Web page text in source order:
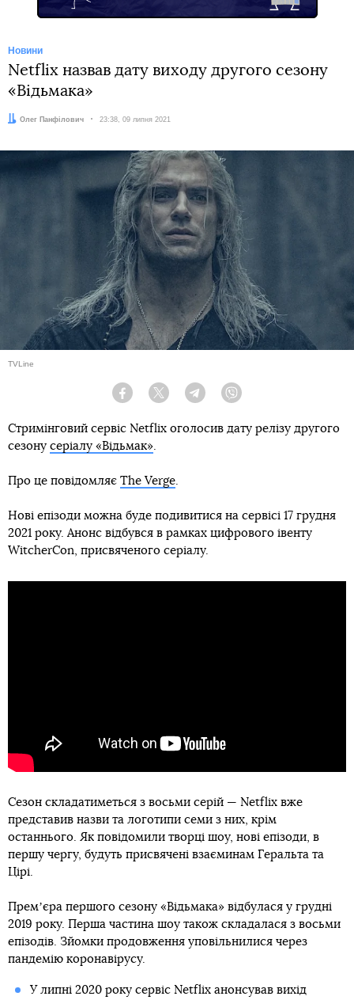
Новини
Netflix назвав дату виходу другого сезону
«Відьмака»
Автор:
Олег Панфілович Дата:
23:38, 09 липня 2021
TVLine
Facebook Twitter Telegram
Стримінговий сервіс Netflix оголосив дату релізу другого
сезону серіалу «Відьмак»
Про це повідомляє The Verge
Нові епізоди можна буде подивитися на сервісі 17 грудня
2021 року. Анонс відбувся в рамках цифрового івенту
WitcherCon, присвяченого серіалу.
Сезон складатиметься з восьми серій — Netflix вже
представив назви та логотипи семи з них, крім
останнього. Як повідомили творці шоу, нові епізоди, в
першу чергу, будуть присвячені взаєминам Геральта та
Цірі.
Премʼєра першого сезону «Відьмака» відбулася у грудні
2019 року. Перша частина шоу також складалася з восьми
епізодів. Зйомки продовження уповільнилися через
пандемію коронавірусу.
У липні 2020 року сервіс Netflix анонсував вихід